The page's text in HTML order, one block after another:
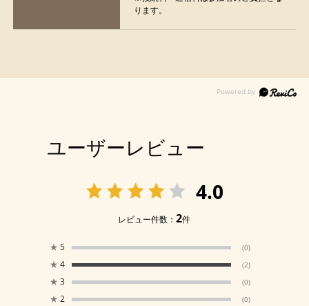
ります。
ユーザーレビュー
4.0
レビュー件数：2件
★ 5 (0)
★ 4 (2)
★ 3 (0)
★ 2 (0)